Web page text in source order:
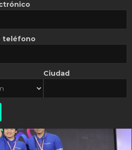
FLASH NEWS
Mercado Libre por costos
10 MARZO, 2026
teléfono
Ciudad